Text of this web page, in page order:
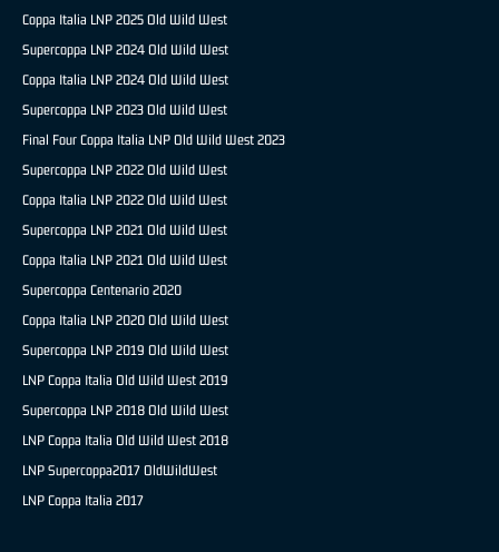
Coppa Italia LNP 2025 Old Wild West
Supercoppa LNP 2024 Old Wild West
Coppa Italia LNP 2024 Old Wild West
Supercoppa LNP 2023 Old Wild West
Final Four Coppa Italia LNP Old Wild West 2023
Supercoppa LNP 2022 Old Wild West
Coppa Italia LNP 2022 Old Wild West
Supercoppa LNP 2021 Old Wild West
Coppa Italia LNP 2021 Old Wild West
Supercoppa Centenario 2020
Coppa Italia LNP 2020 Old Wild West
Supercoppa LNP 2019 Old Wild West
LNP Coppa Italia Old Wild West 2019
Supercoppa LNP 2018 Old Wild West
LNP Coppa Italia Old Wild West 2018
LNP Supercoppa2017 OldWildWest
LNP Coppa Italia 2017